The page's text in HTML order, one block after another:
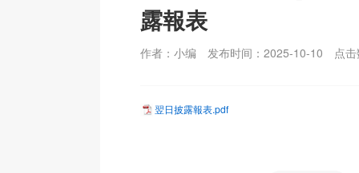
露報表
作者：小编 发布时间：2025-10-10 点
翌日披露報表.pdf